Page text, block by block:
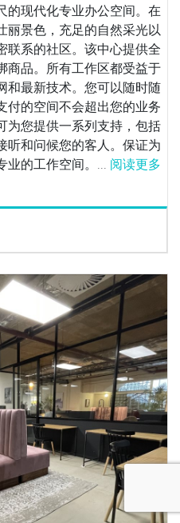
的现代化专业办公空间。在
丽景色，充足的自然采光以
联系的社区。该中心提供全
商品。所有工作区都受益于
和最新技术。您可以随时随
付的空间不会超出您的业务
为您提供一系列支持，包括
听和问候您的客人。保证为
业的工作空间。... 阅读更多